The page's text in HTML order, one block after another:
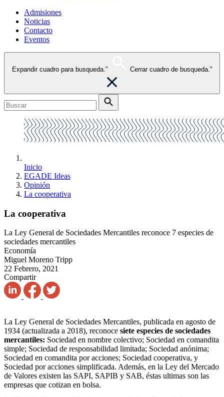
Admisiones
Noticias
Contacto
Eventos
Expandir cuadro para busqueda." Cerrar cuadro de busqueda."
Inicio
EGADE Ideas
Opinión
La cooperativa
La cooperativa
La Ley General de Sociedades Mercantiles reconoce 7 especies de
sociedades mercantiles
Economía
Miguel Moreno Tripp
22 Febrero, 2021
Compartir
La Ley General de Sociedades Mercantiles, publicada en agosto de
1934 (actualizada a 2018), reconoce siete especies de sociedades
mercantiles: Sociedad en nombre colectivo; Sociedad en comandita
simple; Sociedad de responsabilidad limitada; Sociedad anónima;
Sociedad en comandita por acciones; Sociedad cooperativa, y
Sociedad por acciones simplificada. Además, en la Ley del Mercado
de Valores existen las SAPI, SAPIB y SAB, éstas ultimas son las
empresas que cotizan en bolsa.